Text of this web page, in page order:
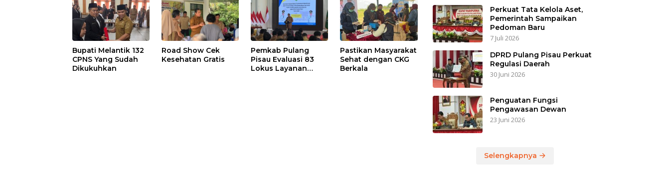
Bupati Melantik 132
CPNS Yang Sudah
Dikukuhkan
Road Show Cek
Kesehatan Gratis
Pemkab Pulang
Pisau Evaluasi 83
Lokus Layanan
Pastikan Masyarakat
Sehat dengan CKG
Berkala
Perkuat Tata Kelola Aset,
Pemerintah Sampaikan
Pedoman Baru
7 Juli 2026
DPRD Pulang Pisau Perkuat
Regulasi Daerah
30 Juni 2026
Penguatan Fungsi
Pengawasan Dewan
23 Juni 2026
Selengkapnya